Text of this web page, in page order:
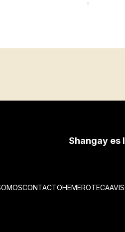
Shangay es
CONTACTOHEMEROTECA